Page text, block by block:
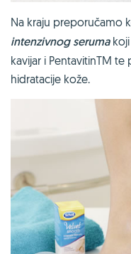
Na kraju preporučamo
intenzivnog seruma
kavijar i PentavitinTM
hidratacije kože.